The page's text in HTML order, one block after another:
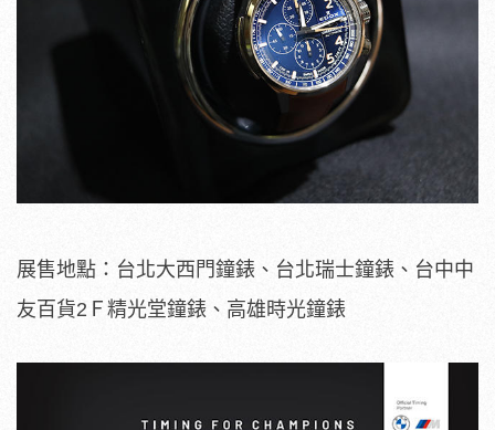
展售地點：台北大西門鐘錶、台北瑞士鐘錶、台中中
友百貨2Ｆ精光堂鐘錶、高雄時光鐘錶